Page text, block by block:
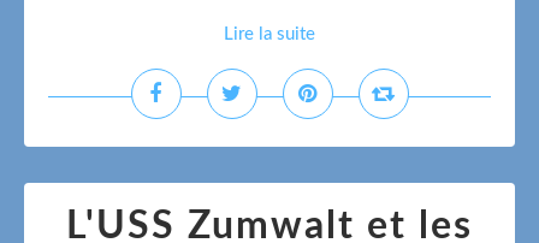
Lire la suite
L'USS Zumwalt et les